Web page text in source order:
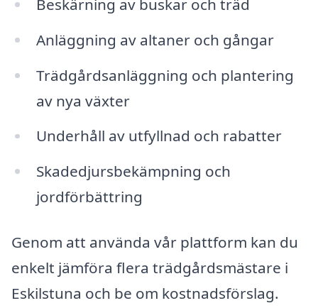
Beskärning av buskar och träd
Anläggning av altaner och gångar
Trädgårdsanläggning och plantering
av nya växter
Underhåll av utfyllnad och rabatter
Skadedjursbekämpning och
jordförbättring
Genom att använda vår plattform kan du
enkelt jämföra flera trädgårdsmästare i
Eskilstuna och be om kostnadsförslag.